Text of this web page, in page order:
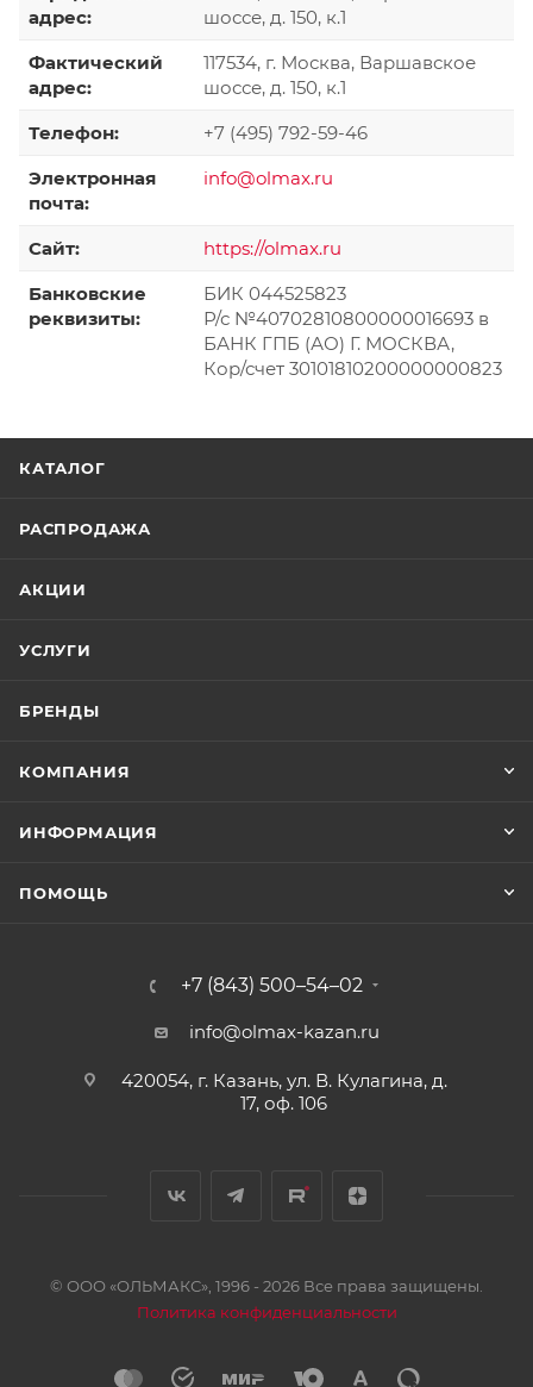
адрес:
шоссе, д. 150, к.1
Фактический
адрес:
117534, г. Москва, Варшавское
шоссе, д. 150, к.1
Телефон:
+7 (495) 792-59-46
Электронная
почта:
info@olmax.ru
Сайт:
https://olmax.ru
Банковские
реквизиты:
БИК 044525823
Р/с №40702810800000016693 в
БАНК ГПБ (АО) Г. МОСКВА,
Кор/счет 30101810200000000823
КАТАЛОГ
РАСПРОДАЖА
АКЦИИ
УСЛУГИ
БРЕНДЫ
КОМПАНИЯ
ИНФОРМАЦИЯ
ПОМОЩЬ
+7 (843) 500–54–02
info@olmax-kazan.ru
420054, г. Казань, ул. В. Кулагина, д.
17, оф. 106
© ООО «ОЛЬМАКС», 1996 - 2026 Все права защищены.
Политика конфиденциальности